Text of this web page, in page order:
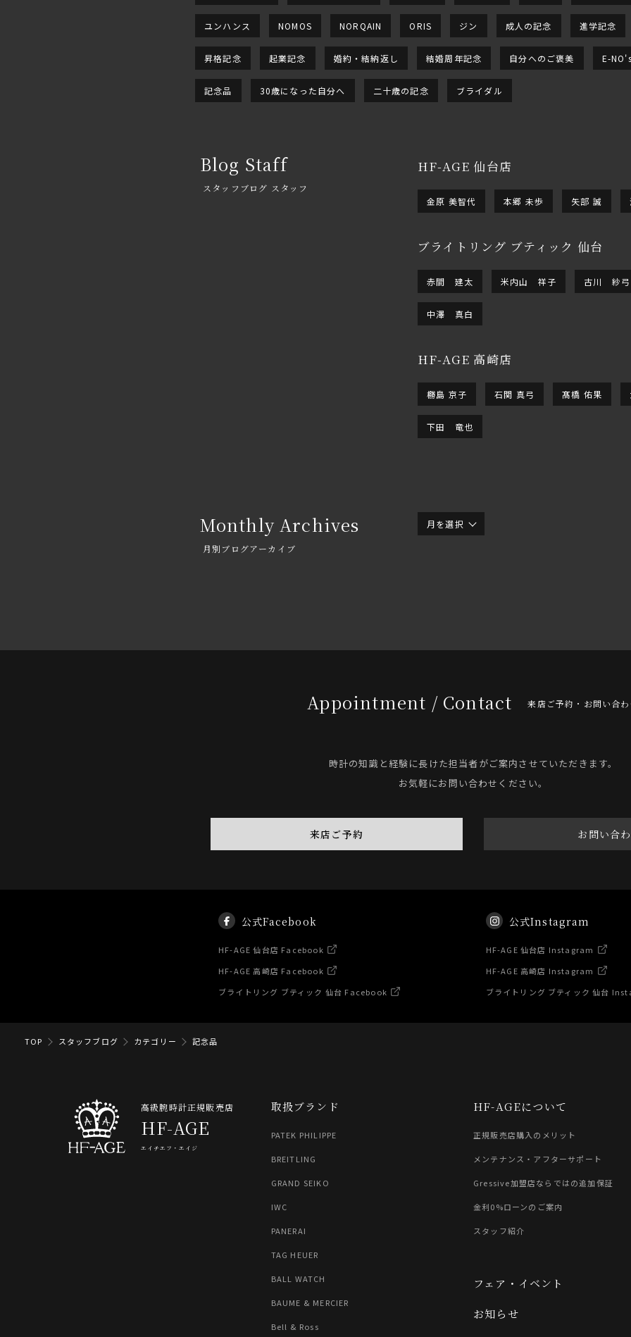
ユンハンス NOMOS NORQAIN ORIS ジン 成人の記念 進学記念
昇格記念 起業記念 婚約・結納返し 結婚周年記念 自分へのご褒美 E-NO's
記念品 30歳になった自分へ 二十歳の記念 ブライダル
Blog Staff
スタッフブログ スタッフ
HF-AGE 仙台店
金原 美智代 本郷 未歩 矢部 誠
ブライトリング ブティック 仙台
赤間 建太 米内山 祥子 古川 紗弓
中澤 真白
HF-AGE 高崎店
橳島 京子 石関 真弓 髙橋 佑果
下田 竜也
Monthly Archives
月別ブログアーカイブ
月を選択
Appointment / Contact 来店ご予約・お問い合
時計の知識と経験に長けた担当者がご案内させていただきます。
お気軽にお問い合わせください。
来店ご予約 お問い合
公式Facebook
HF-AGE 仙台店 Facebook
HF-AGE 高崎店 Facebook
ブライトリング ブティック 仙台 Facebook
公式Instagram
HF-AGE 仙台店 Instagram
HF-AGE 高崎店 Instagram
ブライトリング ブティック 仙台
TOP スタッフブログ カテゴリー 記念品
高級腕時計正規販売店
HF-AGE
エイチエフ・エイジ
取扱ブランド
PATEK PHILIPPE
BREITLING
GRAND SEIKO
IWC
PANERAI
TAG HEUER
BALL WATCH
BAUME & MERCIER
Bell & Ross
HF-AGEについて
正規販売店購入のメリット
メンテナンス・アフターサポート
Gressive加盟店ならではの追加保証
金利0%ローンのご案内
スタッフ紹介
フェア・イベント
お知らせ